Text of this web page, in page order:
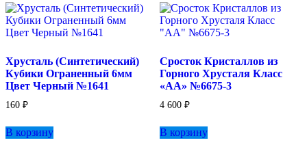
Опции
можно
странице
товара.
Хрусталь (Синтетический)
Кубики Ограненный 6мм
Цвет Черный №1641
160 ₽
В корзину
Сросток Кристаллов из
Горного Хрусталя Класс
«АА» №6675-3
4 600 ₽
В корзину